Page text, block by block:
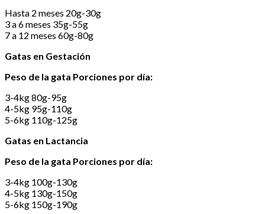
Hasta 2 meses 20g-30g
3 a 6 meses 35g-55g
7 a 12 meses 60g-80g
Gatas en Gestación
Peso de la gata Porciones por día:
3-4kg 80g-95g
4-5kg 95g-110g
5-6kg 110g-125g
Gatas en Lactancia
Peso de la gata Porciones por día:
3-4kg 100g-130g
4-5kg 130g-150g
5-6kg 150g-190g